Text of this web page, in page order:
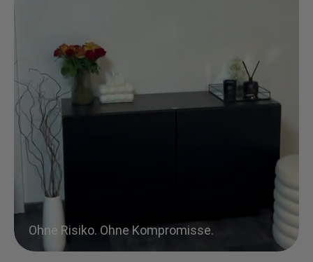
Ohne Risiko. Ohne Kompromisse.